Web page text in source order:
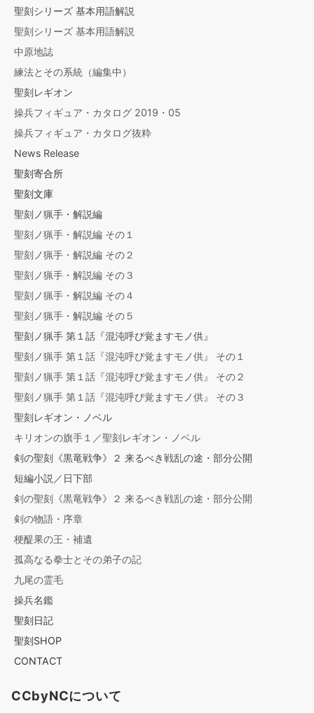
聖刻シリーズ 基本用語解説
聖刻シリーズ 基本用語解説
中原地誌
練法とその系統（編集中）
聖刻レギオン
操兵フィギュア・カタログ 2019・05
操兵フィギュア・カタログ抜粋
News Release
聖刻寄合所
聖刻文庫
聖刻ノ猟手・解説編
聖刻ノ猟手・解説編 その１
聖刻ノ猟手・解説編 その２
聖刻ノ猟手・解説編 その３
聖刻ノ猟手・解説編 その４
聖刻ノ猟手・解説編 その５
聖刻ノ猟手 第１話『混沌呼び覚ますモノ供』
聖刻ノ猟手 第１話『混沌呼び覚ますモノ供』 その１
聖刻ノ猟手 第１話『混沌呼び覚ますモノ供』 その２
聖刻ノ猟手 第１話『混沌呼び覚ますモノ供』 その３
聖刻レギオン・ノベル
キリオンの旗手１／聖刻レギオン・ノベル
剣の聖刻《黒竜戦争》２ 来るべき戦乱の途・部分公開
短編小説／日下部
剣の聖刻《黒竜戦争》２ 来るべき戦乱の途・部分公開
剣の物語・序章
梗醍果の王・補遺
孤高なる拳士とその弟子の記
九尾の霊毛
操兵名鑑
聖刻日記
聖刻SHOP
CONTACT
CCbyNCについて